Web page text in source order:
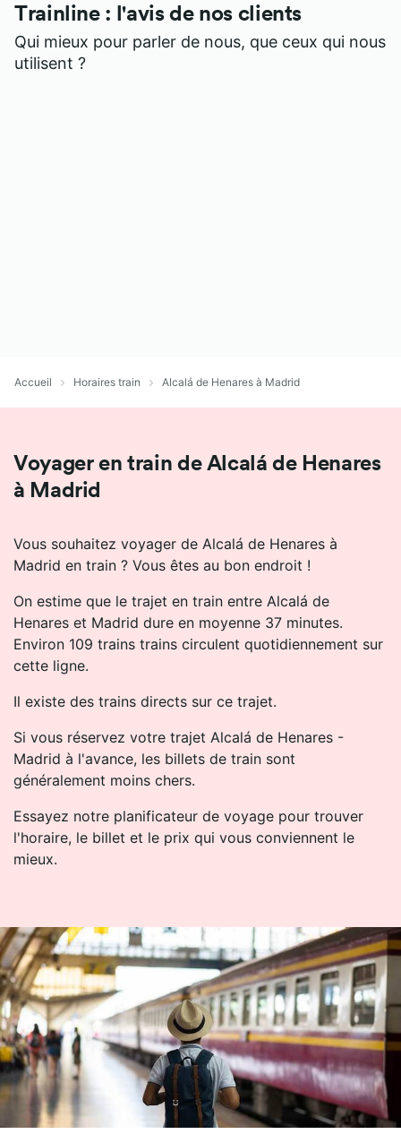
Trainline : l'avis de nos clients
Qui mieux pour parler de nous, que ceux qui nous
utilisent ?
Accueil Horaires train Alcalá de Henares à Madrid
Voyager en train de Alcalá de Henares
à Madrid
Vous souhaitez voyager de Alcalá de Henares à
Madrid en train ? Vous êtes au bon endroit !
On estime que le trajet en train entre Alcalá de
Henares et Madrid dure en moyenne 37 minutes.
Environ 109 trains trains circulent quotidiennement sur
cette ligne.
Il existe des trains directs sur ce trajet.
Si vous réservez votre trajet Alcalá de Henares -
Madrid à l'avance, les billets de train sont
généralement moins chers.
Essayez notre planificateur de voyage pour trouver
l'horaire, le billet et le prix qui vous conviennent le
mieux.